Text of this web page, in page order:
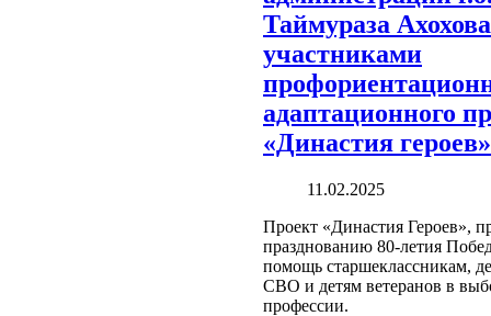
Таймураза
участниками
адаптационного
«Династия героев»
11.02.2025
Проект «Династия Героев»,
празднованию 80-летия
помощь старшеклассникам,
СВО и детям ветеранов в
профессии.